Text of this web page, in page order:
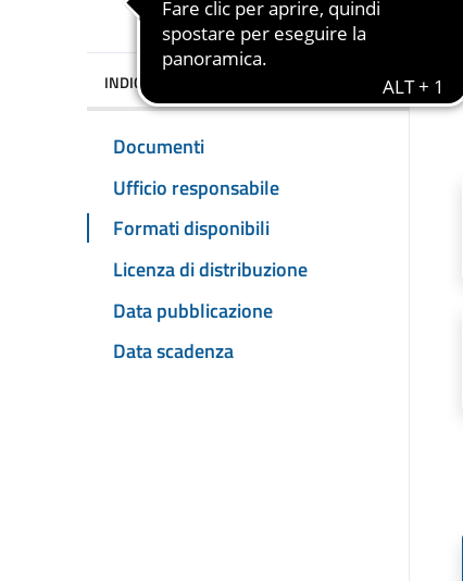
INDICE DELLA PAGINA
Documenti
Ufficio responsabile
Formati disponibili
Licenza di distribuzione
Data pubblicazione
Data scadenza